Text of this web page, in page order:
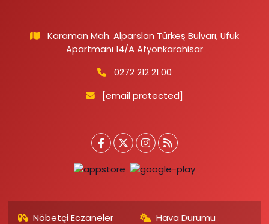
Karaman Mah. Alparslan Türkeş Bulvarı, Ufuk
Apartmanı 14/A Afyonkarahisar
0272 212 21 00
[email protected]
Nöbetçi Eczaneler Hava Durumu